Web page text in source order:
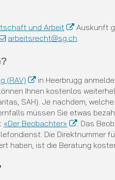
und Arbeit
Auskunft
arbeitsrecht@sg.ch.
(RAV)
in Heerbrugg
Ihnen kostenlos
SAH). Je nachdem, welche
müssen Sie etwas
«Der Beobachter»
. Das
Die Direktnummer
haben, ist die Beratung